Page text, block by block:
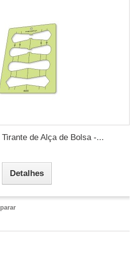
de Alça de Bolsa -...
Detalhes